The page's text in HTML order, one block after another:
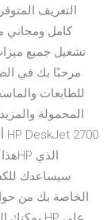
كامل ومجاني
تشغيل جميع
المحمولة
سيساعدك